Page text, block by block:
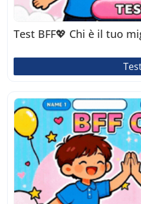
Test BFF💖 Chi è il tuo